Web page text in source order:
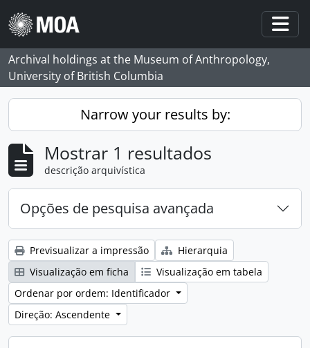
Skip to main content
Archival holdings at the Museum of Anthropology,
University of British Columbia
Narrow your results by:
Mostrar 1 resultados
descrição arquivística
Opções de pesquisa avançada
Previsualizar a impressão
Hierarquia
Visualização em ficha
Visualização em tabela
Ordenar por ordem: Identificador
Direção: Ascendente